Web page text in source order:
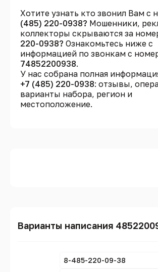
Хотите узнать кто звонил Вам с
(485) 220-0938? Мошенники,
коллекторы скрываются за
220-0938? Ознакомьтесь ниже с
информацией по звонкам с
74852200938.
У нас собрана полная
+7 (485) 220-0938: отзывы,
варианты набора, регион и
местоположение.
Варианты написания
8-485-220-09-38